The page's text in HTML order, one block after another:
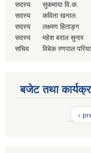
सदस्य
सुकमाया वि.क.
सदस्य
कविता खनाल
सदस्य
लक्ष्मण हिताङ्ग
सदस्य
महेश बराल सुनार
सचिव
विबेक रणपाल
बजेट तथा
‹